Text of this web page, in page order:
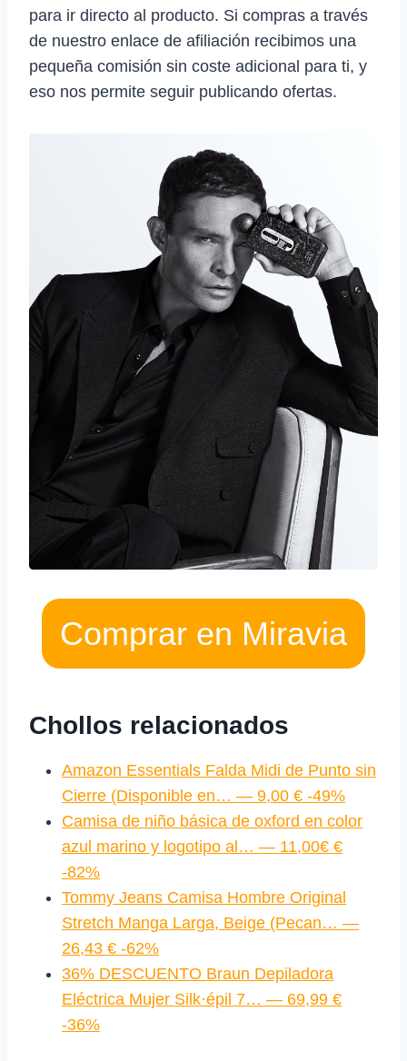
para ir directo al producto. Si compras a través
de nuestro enlace de afiliación recibimos una
pequeña comisión sin coste adicional para ti, y
eso nos permite seguir publicando ofertas.
Comprar en Miravia
Chollos relacionados
Amazon Essentials Falda Midi de Punto sin
Cierre (Disponible en… — 9,00 € -49%
Camisa de niño básica de oxford en color
azul marino y logotipo al… — 11,00€ €
-82%
Tommy Jeans Camisa Hombre Original
Stretch Manga Larga, Beige (Pecan… —
26,43 € -62%
36% DESCUENTO Braun Depiladora
Eléctrica Mujer Silk·épil 7… — 69,99 €
-36%